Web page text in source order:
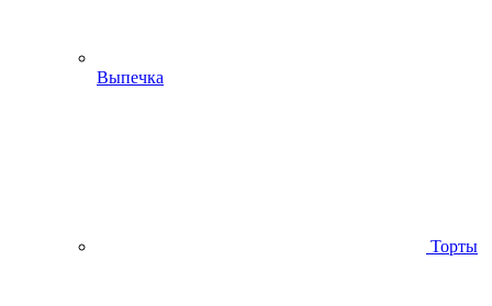
Выпечка
Торты